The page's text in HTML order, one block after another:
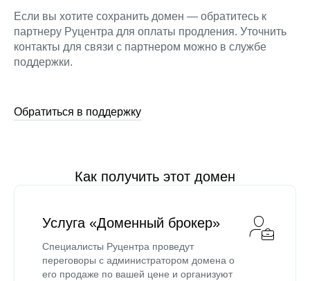
Если вы хотите сохранить домен — обратитесь к
партнеру Руцентра для оплаты продления. Уточнить
контакты для связи с партнером можно в службе
поддержки.
Обратиться в поддержку
Как получить этот домен
Услуга «Доменный брокер»
Специалисты Руцентра проведут
переговоры с администратором домена о
его продаже по вашей цене и организуют